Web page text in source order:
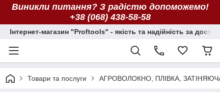
Виникли питання? З радістю допоможемо!
+38 (068) 438-58-58
Інтернет-магазин "Proftools" - якість та надійність за
Товари та послуги АГРОВОЛОКНО, ПЛІВКА,